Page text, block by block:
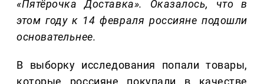
«Пятёрочка Доставка». Оказалось, что в
этом году к 14 февраля россияне подошли
основательнее.
В выборку исследования попали товары,
которые россияне покупали в качестве